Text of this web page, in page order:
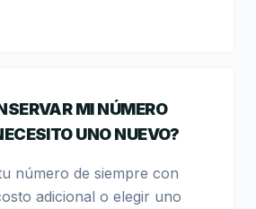
MI NÚMERO
UNO NUEVO?
número de siempre con
adicional o elegir uno